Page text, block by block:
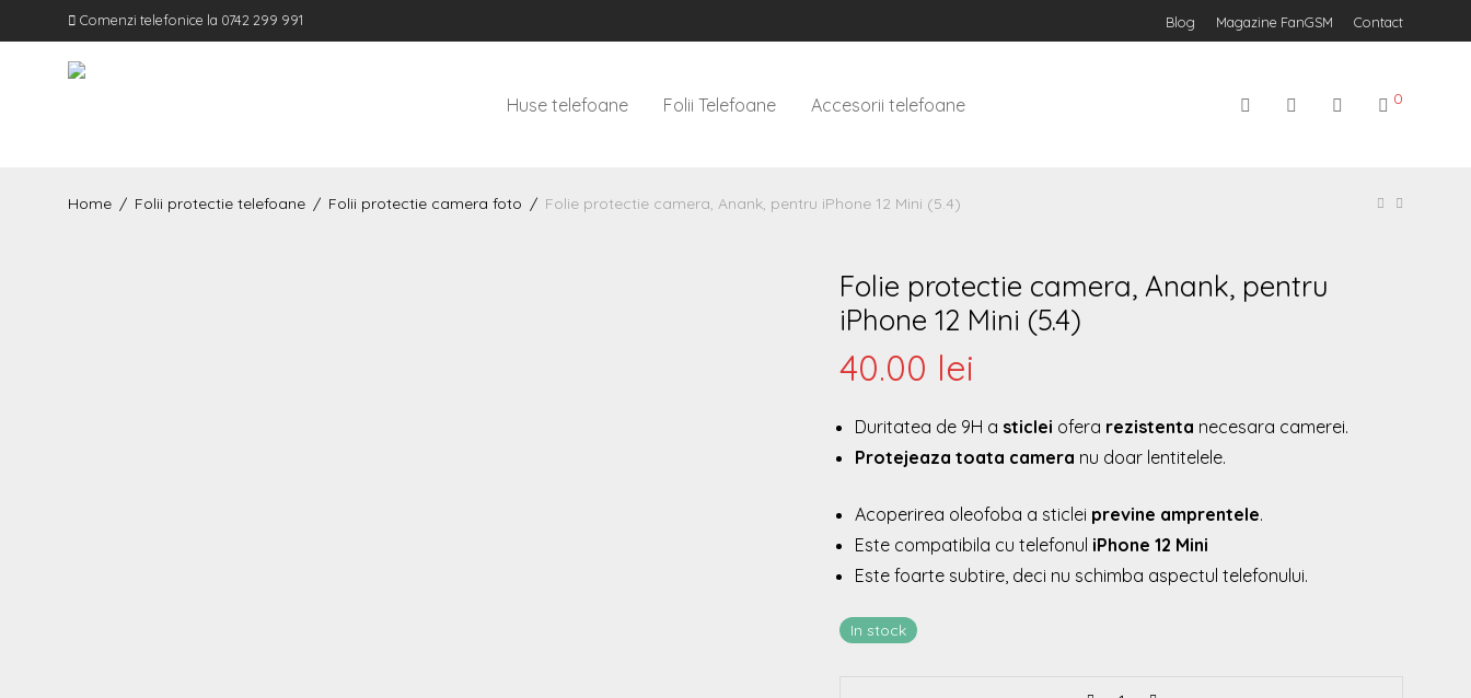
Comenzi telefonice la 0742 299 991 Blog Magazine FanGSM Contact
Huse telefoane Folii Telefoane Accesorii telefoane 0
Home / Folii protectie telefoane / Folii protectie camera foto / Folie protectie camera, Anank, pentru iPhone 12 Mini (5.4)
Folie protectie camera, Anank, pentru
iPhone 12 Mini (5.4)
40.00 lei
Duritatea de 9H a sticlei ofera rezistenta necesara camerei.
Protejeaza toata camera nu doar lentitelele.
Acoperirea oleofoba a sticlei previne amprentele.
Este compatibila cu telefonul iPhone 12 Mini
Este foarte subtire, deci nu schimba aspectul telefonului.
In stock